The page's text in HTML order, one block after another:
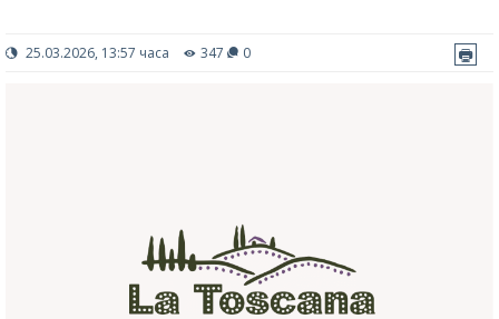
25.03.2026, 13:57 часа 347 0